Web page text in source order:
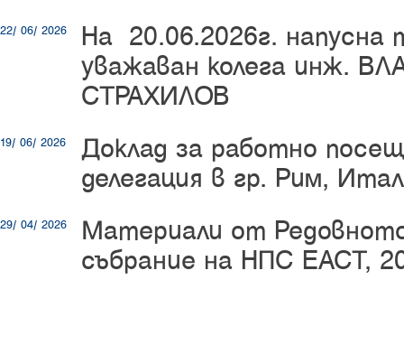
22/ 06/ 2026
На 20.06.2026г.
уважаван колега инж.
СТРАХИЛОВ
19/ 06/ 2026
Доклад за работно
делегация в гр. Рим,
29/ 04/ 2026
Материали от
събрание на НПС ЕАСТ,